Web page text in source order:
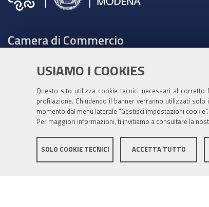
USIAMO I COOKIES
Questo sito utilizza cookie tecnici necessari al
profilazione. Chiudendo il banner verranno utilizzati
momento dal menu laterale "Gestisci impostazioni cookie".
Per maggiori informazioni, ti invitiamo a consultare la
SOLO COOKIE TECNICI ACCETTA TUTTO
Camera di Commercio
Tel. 059208111 -URP
Contabilità speciale Banca d'Italia:
IT75Q 01000 04306 TU00 0001 3855
Fatt. elettronica - Cod. univoco: XECKYI
cameradicommercio@mo.legalmail.camcom.it